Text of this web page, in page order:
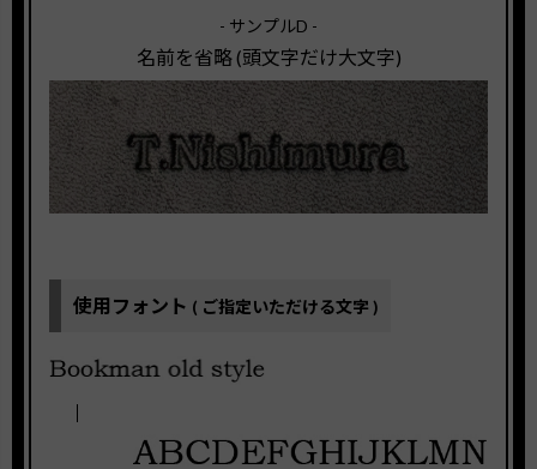
- サンプルD -
名前を省略 (頭文字だけ大文字)
使用フォント ( ご指定いただける文字 )